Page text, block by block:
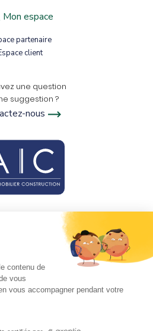
Mon espace
partenaire
client
une question
suggestion ?
nous
-Plan du site
Retourner vers
le haut de la page
contenu de
vous
vous accompagner pendant votre